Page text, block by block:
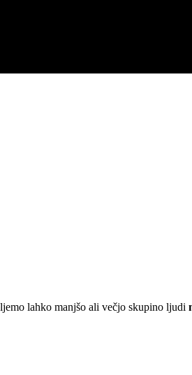
lahko manjšo ali večjo skupino ljudi